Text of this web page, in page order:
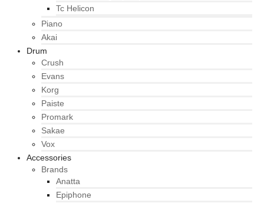
Tc Helicon
Piano
Akai
Drum
Crush
Evans
Korg
Paiste
Promark
Sakae
Vox
Accessories
Brands
Anatta
Epiphone